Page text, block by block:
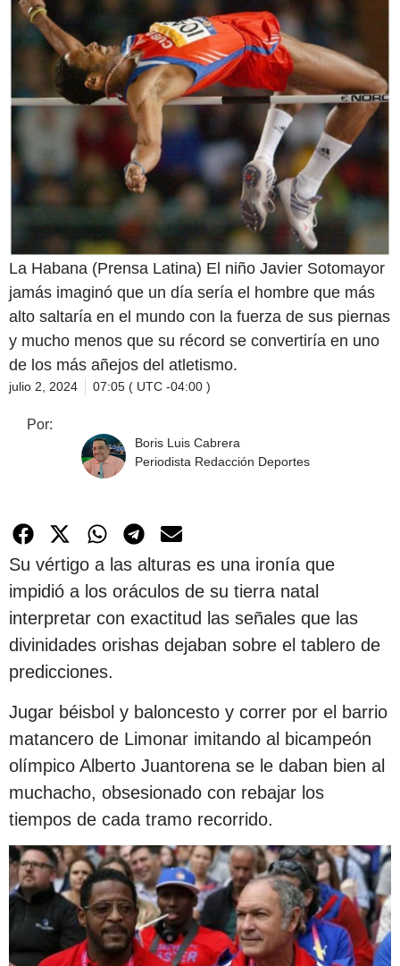
La Habana (Prensa Latina) El niño Javier Sotomayor
jamás imaginó que un día sería el hombre que más
alto saltaría en el mundo con la fuerza de sus piernas
y mucho menos que su récord se convertiría en uno
de los más añejos del atletismo.
julio 2, 2024 07:05 ( UTC -04:00 )
Por:
Boris Luis Cabrera
Periodista Redacción Deportes
Su vértigo a las alturas es una ironía que
impidió a los oráculos de su tierra natal
interpretar con exactitud las señales que las
divinidades orishas dejaban sobre el tablero de
predicciones.
Jugar béisbol y baloncesto y correr por el barrio
matancero de Limonar imitando al bicampeón
olímpico Alberto Juantorena se le daban bien al
muchacho, obsesionado con rebajar los
tiempos de cada tramo recorrido.